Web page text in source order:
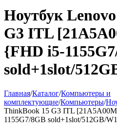
Ноутбук
G3 ITL
{FHD i5-
sold+1slot/
Главная/Каталог/Компьютеры и
комплектующие/Компьютеры/
ThinkBook 15 G3 ITL
1155G7/8GB sold+1slot/512GB/